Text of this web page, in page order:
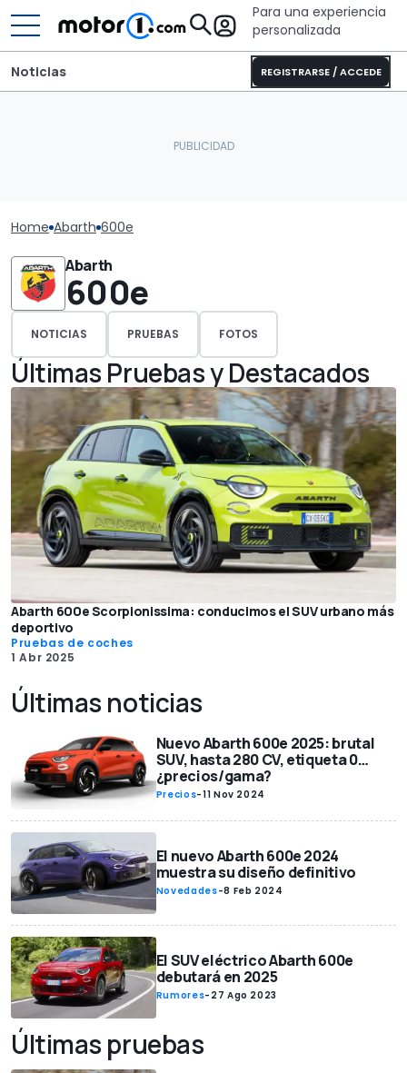
Para una experiencia
personalizada
REGISTRARSE / ACCEDE
Noticias
Home Abarth 600e
Abarth
600e
NOTICIAS PRUEBAS FOTOS
Últimas Pruebas y Destacados
Abarth 600e Scorpionissima: conducimos el SUV urbano más
deportivo
Pruebas de coches
1 Abr 2025
Últimas noticias
Nuevo Abarth 600e 2025: brutal
SUV, hasta 280 CV, etiqueta 0…
¿precios/gama?
Precios-11 Nov 2024
El nuevo Abarth 600e 2024
muestra su diseño definitivo
Novedades-8 Feb 2024
El SUV eléctrico Abarth 600e
debutará en 2025
Rumores- 27 Ago 2023
Últimas pruebas